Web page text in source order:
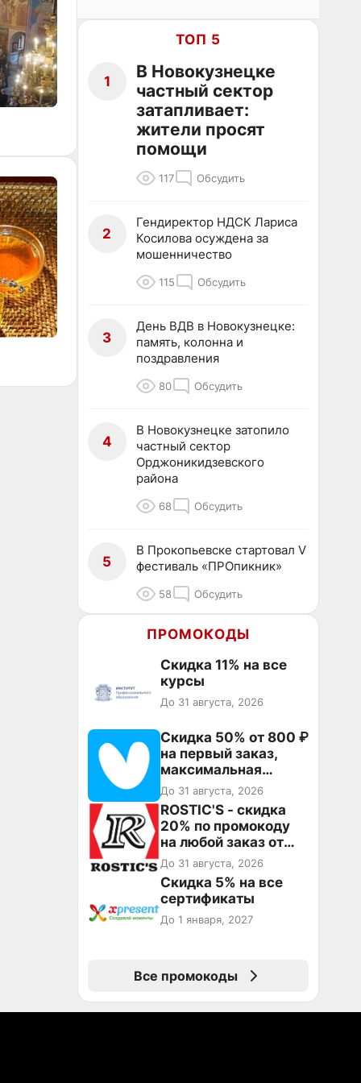
ТОП 5
1
В Новокузнецке
частный сектор
затапливает:
жители просят
помощи
117 Обсудить
2
Гендиректор НДСК Лариса
Косилова осуждена за
мошенничество
115 Обсудить
3
День ВДВ в Новокузнецке:
память, колонна и
поздравления
80 Обсудить
4
В Новокузнецке затопило
частный сектор
Орджоникидзевского
района
68 Обсудить
5
В Прокопьевске стартовал V
фестиваль «ПРОпикник»
58 Обсудить
ПРОМОКОДЫ
Скидка 11% на все
курсы
До 31 августа, 2026
Скидка 50% от 800 ₽
на первый заказ,
максимальная
скидка 600 ₽
До 31 августа, 2026
ROSTIC'S - скидка
20% по промокоду
на любой заказ от
3199₽!
До 31 августа, 2026
Скидка 5% на все
сертификаты
До 1 января, 2027
Все промокоды